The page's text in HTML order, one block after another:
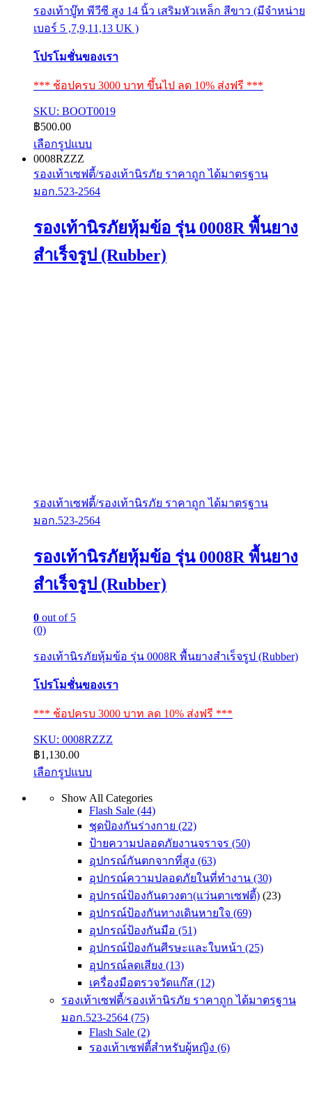
รองเท้าบู๊ท พีวีซี สูง 14 นิ้ว เสริมหัวเหล็ก สีขาว (มีจำหน่าย
เบอร์ 5 ,7,9,11,13 UK )
โปรโมชั่นของเรา
*** ช้อปครบ 3000 บาท ขึ้นไป ลด 10% ส่งฟรี ***
SKU: BOOT0019
฿500.00
เลือกรูปแบบ
This
product
has
multiple
The
options
may
be
0008RZZZ
รองเท้าเซฟตี้/รองเท้านิรภัย ราคาถูก ได้มาตรฐาน
มอก.523-2564
รองเท้านิรภัยหุ้มข้อ รุ่น 0008R พื้นยาง
สำเร็จรูป (Rubber)
รองเท้าเซฟตี้/รองเท้านิรภัย ราคาถูก ได้มาตรฐาน
มอก.523-2564
รองเท้านิรภัยหุ้มข้อ รุ่น 0008R พื้นยาง
สำเร็จรูป (Rubber)
0 out of 5
(0)
รองเท้านิรภัยหุ้มข้อ รุ่น 0008R พื้นยางสำเร็จรูป (Rubber)
โปรโมชั่นของเรา
*** ช้อปครบ 3000 บาท ลด 10% ส่งฟรี ***
SKU: 0008RZZZ
฿1,130.00
เลือกรูปแบบ
productShow All Categories
Flash Sale (44)
ชุดป้องกันร่างกาย (22)
ป้ายความปลอดภัยงานจราจร (50)
อุปกรณ์กันตกจากที่สูง (63)
อุปกรณ์ความปลอดภัยในที่ทำงาน (30)
อุปกรณ์ป้องกันดวงตา(แว่นตาเซฟตี้) (23)
อุปกรณ์ป้องกันทางเดินหายใจ (69)
อุปกรณ์ป้องกันมือ (51)
อุปกรณ์ป้องกันศีรษะและใบหน้า (25)
อุปกรณ์ลดเสียง (13)
เครื่องมือตรวจวัดแก๊ส (12)
รองเท้าเซฟตี้/รองเท้านิรภัย ราคาถูก ได้มาตรฐาน
มอก.523-2564 (75)
Flash Sale (2)
รองเท้าเซฟตี้สำหรับผู้หญิง (6)